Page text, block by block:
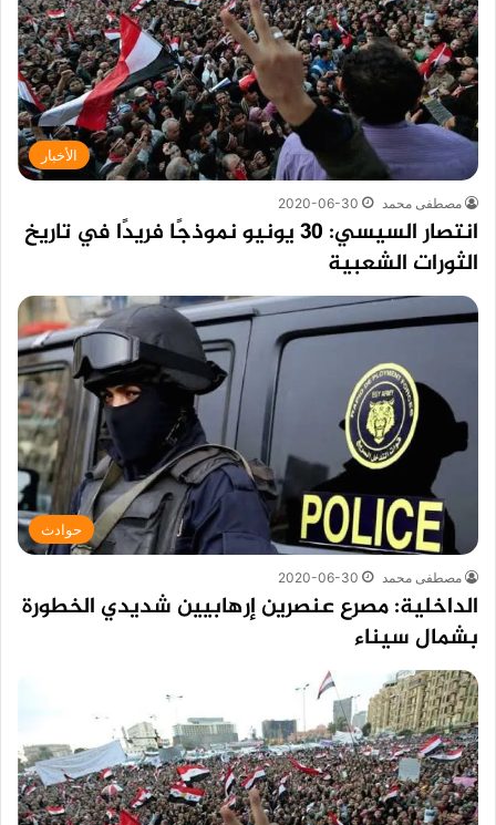
الأخبار
مصطفى محمد 2020-06-30
انتصار السيسي: 30 يونيو نموذجًا فريدًا في تاريخ
الثورات الشعبية
حوادث
مصطفى محمد 2020-06-30
الداخلية: مصرع عنصرين إرهابيين شديدي الخطورة
بشمال سيناء